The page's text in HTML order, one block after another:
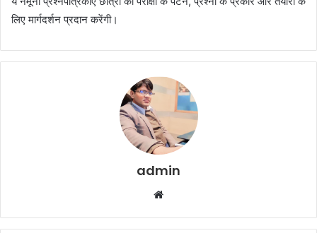
लिए मार्गदर्शन प्रदान करेंगी।
admin
Website